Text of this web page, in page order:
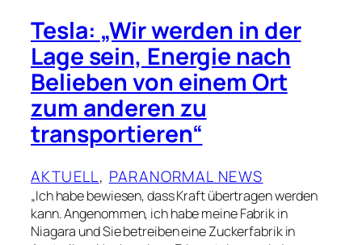
Tesla: „Wir werden in der
Lage sein, Energie nach
Belieben von einem Ort
zum anderen zu
transportieren“
AKTUELL, PARANORMAL NEWS
„Ich habe bewiesen, dass Kraft übertragen werden
kann. Angenommen, ich habe meine Fabrik in
Niagara und Sie betreiben eine Zuckerfabrik in